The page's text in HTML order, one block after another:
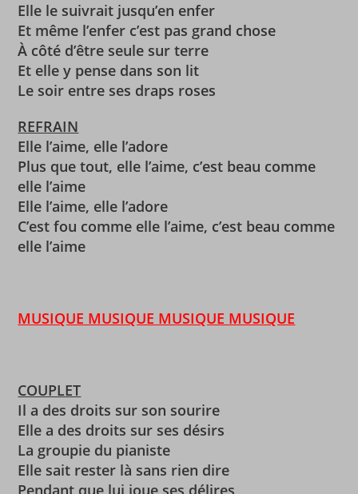
Elle le suivrait jusqu’en enfer
Et même l’enfer c’est pas grand chose
À côté d’être seule sur terre
Et elle y pense dans son lit
Le soir entre ses draps roses
REFRAIN
Elle l’aime, elle l’adore
Plus que tout, elle l’aime, c’est beau comme
elle l’aime
Elle l’aime, elle l’adore
C’est fou comme elle l’aime, c’est beau comme
elle l’aime
MUSIQUE MUSIQUE MUSIQUE MUSIQUE
COUPLET
Il a des droits sur son sourire
Elle a des droits sur ses désirs
La groupie du pianiste
Elle sait rester là sans rien dire
Pendant que lui joue ses délires